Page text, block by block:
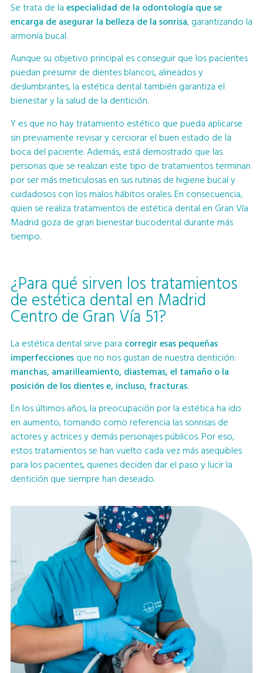
Se trata de la especialidad de la odontología que se
encarga de asegurar la belleza de la sonrisa, garantizando la
armonía bucal.
Aunque su objetivo principal es conseguir que los pacientes
puedan presumir de dientes blancos, alineados y
deslumbrantes, la estética dental también garantiza el
bienestar y la salud de la dentición.
Y es que no hay tratamiento estético que pueda aplicarse
sin previamente revisar y cerciorar el buen estado de la
boca del paciente. Además, está demostrado que las
personas que se realizan este tipo de tratamientos terminan
por ser más meticulosas en sus rutinas de higiene bucal y
cuidadosos con los malos hábitos orales. En consecuencia,
quien se realiza tratamientos de estética dental en Gran Vía
Madrid goza de gran bienestar bucodental durante más
tiempo.
¿Para qué sirven los tratamientos
de estética dental en Madrid
Centro de Gran Vía 51?
La estética dental sirve para corregir esas pequeñas
imperfecciones que no nos gustan de nuestra dentición:
manchas, amarilleamiento, diastemas, el tamaño o la
posición de los dientes e, incluso, fracturas.
En los últimos años, la preocupación por la estética ha ido
en aumento, tomando como referencia las sonrisas de
actores y actrices y demás personajes públicos. Por eso,
estos tratamientos se han vuelto cada vez más asequibles
para los pacientes, quienes deciden dar el paso y lucir la
dentición que siempre han deseado.